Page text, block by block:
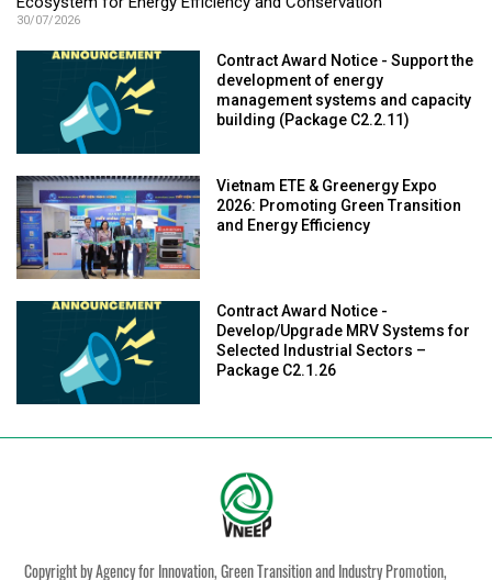
30/07/2026
Contract Award Notice - Support the
development of energy
management systems and capacity
building (Package C2.2.11)
Vietnam ETE & Greenergy Expo
2026: Promoting Green Transition
and Energy Efficiency
Contract Award Notice -
Develop/Upgrade MRV Systems for
Selected Industrial Sectors –
Package C2.1.26
Copyright by Agency for Innovation, Green Transition and Industry Promotion,